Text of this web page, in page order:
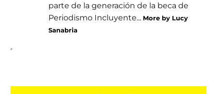
parte de la generación de la beca de
Periodismo Incluyente... More by Lucy
Sanabria